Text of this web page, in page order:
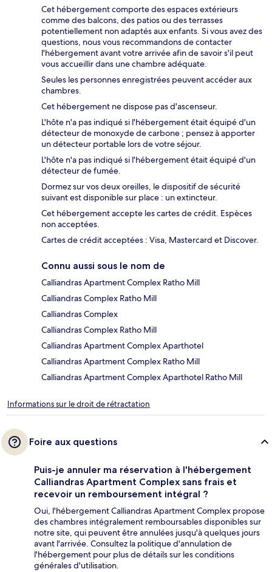
Cet hébergement comporte des espaces extérieurs
comme des balcons, des patios ou des terrasses
potentiellement non adaptés aux enfants. Si vous avez des
questions, nous vous recommandons de contacter
l'hébergement avant votre arrivée afin de savoir s'il peut
vous accueillir dans une chambre adéquate.
Seules les personnes enregistrées peuvent accéder aux
chambres.
Cet hébergement ne dispose pas d'ascenseur.
L'hôte n'a pas indiqué si l'hébergement était équipé d'un
détecteur de monoxyde de carbone ; pensez à apporter
un détecteur portable lors de votre séjour.
L'hôte n'a pas indiqué si l'hébergement était équipé d'un
détecteur de fumée.
Dormez sur vos deux oreilles, le dispositif de sécurité
suivant est disponible sur place : un extincteur.
Cet hébergement accepte les cartes de crédit. Espèces
non acceptées.
Cartes de crédit acceptées : Visa, Mastercard et Discover.
Connu aussi sous le nom de
Calliandras Apartment Complex Ratho Mill
Calliandras Complex Ratho Mill
Calliandras Complex
Calliandras Complex Ratho Mill
Calliandras Apartment Complex Aparthotel
Calliandras Apartment Complex Ratho Mill
Calliandras Apartment Complex Aparthotel Ratho Mill
Informations sur le droit de rétractation
Foire aux questions
Puis-je annuler ma réservation à l'hébergement
Calliandras Apartment Complex sans frais et
recevoir un remboursement intégral ?
Oui, l'hébergement Calliandras Apartment Complex propose
des chambres intégralement remboursables disponibles sur
notre site, qui peuvent être annulées jusqu'à quelques jours
avant l'arrivée. Consultez la politique d'annulation de
l'hébergement pour plus de détails sur les conditions
générales d'utilisation.